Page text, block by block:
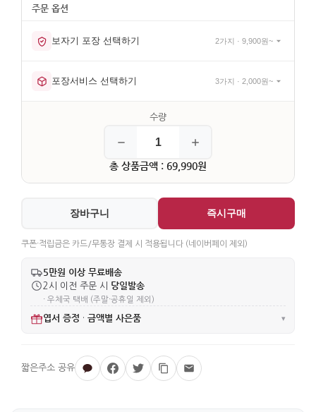
보자기 포장 선택하기 2가지 · 9,900원~
포장서비스 선택하기 3가지 · 2,000원~
총 상품금액 : 69,990원
장바구니 즉시구매
쿠폰·적립금은 카드/무통장 결제 시 적용됩니다 (네이버페이 제외)
5만원 이상 무료배송
2시 이전 주문 시 당일발송
· 우체국 택배 (주말·공휴일 제외)
엽서 증정 · 금액별 사은품 ▾